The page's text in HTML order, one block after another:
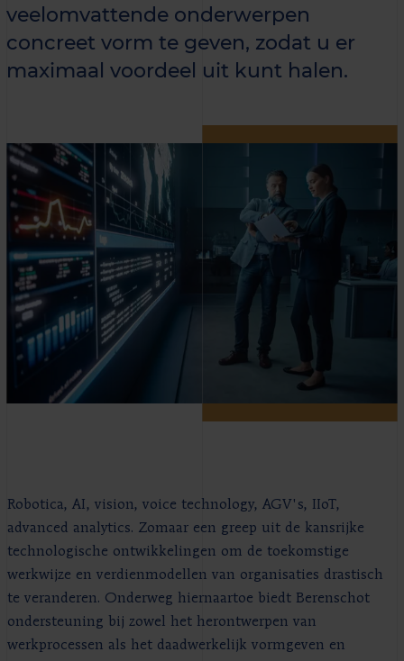
veelomvattende onderwerpen
concreet vorm te geven, zodat u er
maximaal voordeel uit kunt halen.
Robotica, AI, vision, voice technology, AGV's, IIoT,
advanced analytics. Zomaar een greep uit de kansrijke
technologische ontwikkelingen om de toekomstige
werkwijze en verdienmodellen van organisaties drastisch
te veranderen. Onderweg hiernaartoe biedt Berenschot
ondersteuning bij zowel het herontwerpen van
werkprocessen als het daadwerkelijk vormgeven en